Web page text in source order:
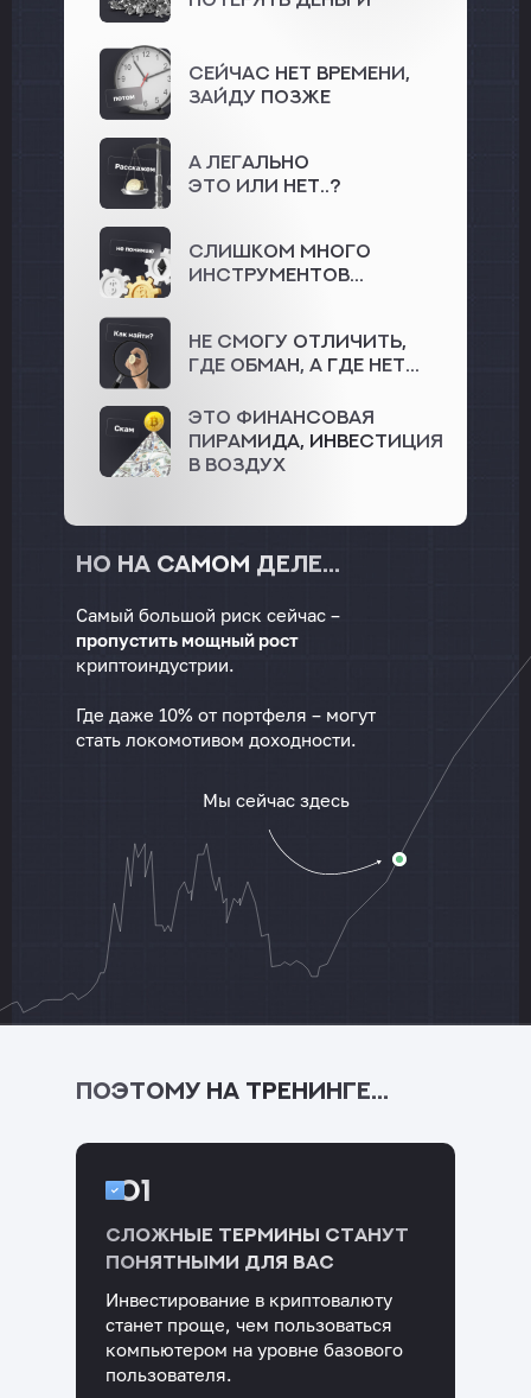
Но на самом деле...
Самый большой риск сейчас –
пропустить мощный рост
криптоиндустрии.
Где даже 10% от портфеля – могут
стать локомотивом доходности.
Мы сейчас здесь
Слишком много
инструментов...
Сейчас нет времени,
зайду позже
Не смогу отличить,
где обман, а где нет...
А легально
это или нет..?
Это финансовая
пирамида, инвестиция
в воздух
ПОЭТОМУ НА ТРЕНИНГЕ...
01
Сложные термины станут
понятными для вас
Инвестирование в криптовалюту
станет проще, чем пользоваться
компьютером на уровне базового
пользователя.